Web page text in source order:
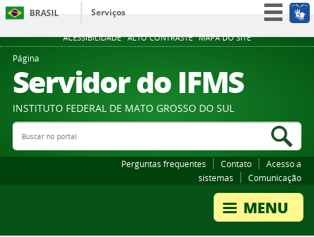
ACESSIBILIDADE ALTO CONTRASTE MAPA DO SITE
BRASIL
Serviços
Participe
Legislação
Canais
Página
Servidor do IFMS
INSTITUTO FEDERAL DE MATO GROSSO DO SUL
Buscar no portal
Perguntas frequentes Contato
Acesso a
sistemas
Comunicação